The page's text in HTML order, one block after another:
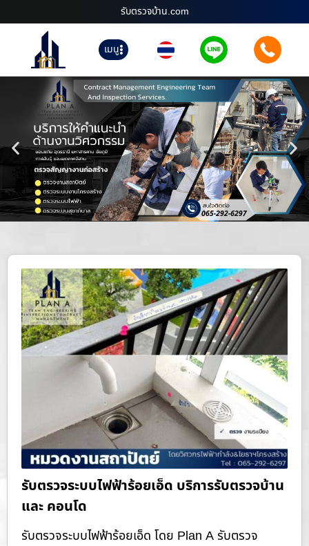
รับตรวจบ้าน.com
เมนู
รับตรวจระบบไฟฟ้าร้อยเอ็ด บริการรับตรวจบ้าน
และ คอนโด
รับตรวจระบบไฟฟ้าร้อยเอ็ด โดย Plan A รับตรวจ